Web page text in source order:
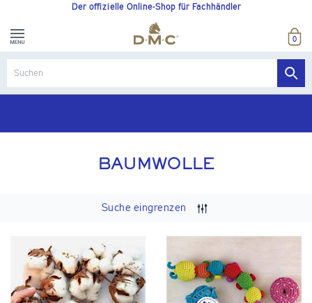
Der offizielle Online-Shop für Fachhändler
0
BAUMWOLLE
Suche eingrenzen